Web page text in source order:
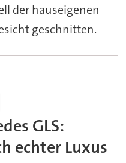
der hauseigenen
geschnitten.
GLS:
echter Luxus